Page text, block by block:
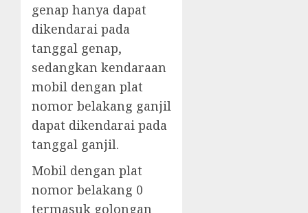
genap hanya dapat
dikendarai pada
tanggal genap,
sedangkan kendaraan
mobil dengan plat
nomor belakang ganjil
dapat dikendarai pada
tanggal ganjil.
Mobil dengan plat
nomor belakang 0
termasuk golongan